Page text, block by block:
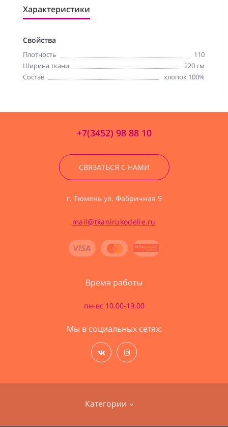
Характеристики
Свойства
Плотность
110
Ширина ткани
220 см
Состав
хлопок 100%
+7(3452) 98 88 10
СВЯЗАТЬСЯ С НАМИ
г. Тюмень ул. Фабричная 9
mail@tkanirukodelie.ru
Категории
Время работы
пн-вс 10.00-19.00
Мы в социальных сетях: